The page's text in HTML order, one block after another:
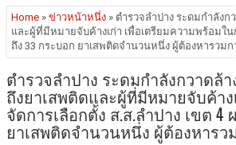
Home » ข่าวหน้าหนึ่ง » ตำรวจลำปาง ระดมกำลัง
และผู้ที่มีหมายจับค้างเก่า เพื่อเตรียมความพร้อมใ
ถึง 33 กระบอก ยาเสพติดจำนวนหนึ่ง ผู้ต้องหารวมก
ตำรวจลำปาง ระดมกำลังกวาด
ถึงยาเสพติดและผู้ที่มีหมายจับค้า
จัดการเลือกตั้ง ส.ส.ลำปาง เขต
ยาเสพติดจำนวนหนึ่ง ผู้ต้องหารว